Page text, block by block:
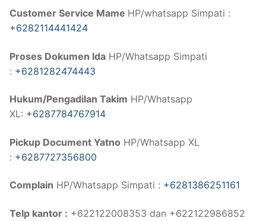
Customer Service Mame HP/whatsapp Simpati :
+6282114441424
Proses Dokumen Ida HP/Whatsapp Simpati
: +6281282474443
Hukum/Pengadilan Takim HP/Whatsapp
XL: +6287784767914
Pickup Document Yatno HP/Whatsapp XL
: +6287727356800
Complain HP/Whatsapp Simpati : +6281386251161
Telp kantor : +622122008353 dan +622122986852